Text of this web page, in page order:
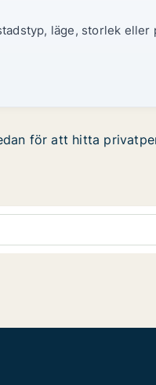
läge, storlek
för att hitta